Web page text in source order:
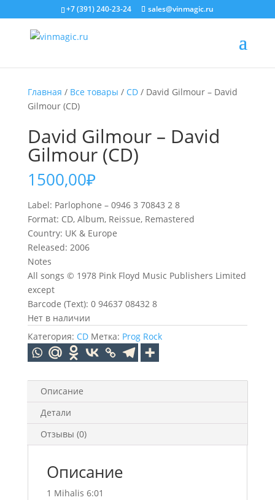
+7 (391) 240-23-24 sales@vinmagic.ru
Главная / Все товары / CD/ David Gilmour ‎– David
Gilmour (CD)
David Gilmour ‎– David
Gilmour (CD)
1500,00₽
Label: Parlophone ‎– 0946 3 70843 2 8
Format: CD, Album, Reissue, Remastered
Country: UK & Europe
Released: 2006
Notes
All songs © 1978 Pink Floyd Music Publishers Limited
except
Barcode (Text): 0 94637 08432 8
Нет в наличии
Категория: CD Метка: Prog Rock
Описание
Детали
Отзывы (0)
Описание
1 Mihalis 6:01